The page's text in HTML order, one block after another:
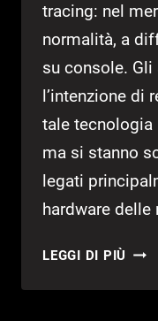
tracing: nel
normalità, a
su console.
l’intenzione di
tale tecnologia
ma si stanno
legati
hardware
LEGGI DI PIÙ GRAN
7